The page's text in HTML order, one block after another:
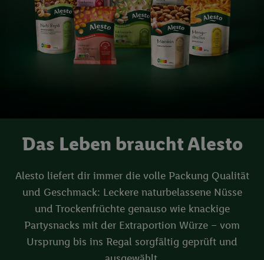
Das Leben braucht Alesto
Alesto liefert dir immer die volle Packung Qualität
und Geschmack: Leckere naturbelassene Nüsse
und Trockenfrüchte genauso wie knackige
Partysnacks mit der Extraportion Würze – vom
Ursprung bis ins Regal sorgfältig geprüft und